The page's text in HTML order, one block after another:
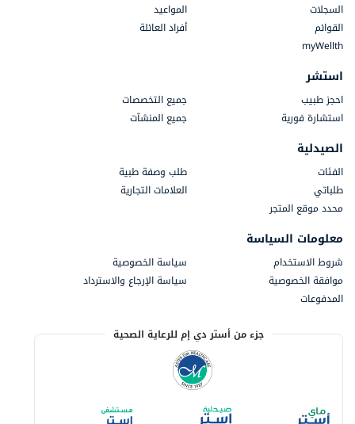
السجلات
المواعيد
القوائم
أفراد العائلة
myWellth
استشر
احجز طبيب
جميع التخصصات
استشارة فورية
جميع المنشآت
الصيدلية
الفئات
طلب وصفة طبية
طلباتي
العلامات التجارية
محدد موقع المتجر
معلومات السياسة
شروط الاستخدام
سياسة الخصوصية
موافقة الخصوصية
سياسة الإرجاع والاسترداد
المدفوعات
جزء من أستر دي إم للرعاية الصحية